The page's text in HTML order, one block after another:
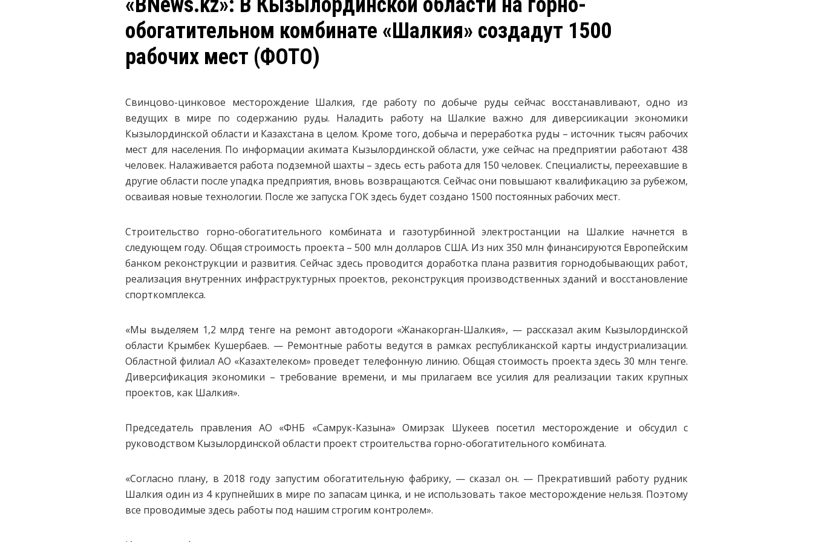
обогатительном комбинате «Шалкия» создадут 1500
рабочих мест (ФОТО)
Свинцово-цинковое месторождение Шалкия, где работу по добыче руды сейчас восстанавливают, одно из
ведущих в мире по содержанию руды. Наладить работу на Шалкие важно для диверсиикации экономики
Кызылординской области и Казахстана в целом. Кроме того, добыча и переработка руды – источник тысяч рабочих
мест для населения. По информации акимата Кызылординской области, уже сейчас на предприятии работают 438
человек. Налаживается работа подземной шахты – здесь есть работа для 150 человек. Специалисты, переехавшие в
другие области после упадка предприятия, вновь возвращаются. Сейчас они повышают квалификацию за рубежом,
осваивая новые технологии. После же запуска ГОК здесь будет создано 1500 постоянных рабочих мест.
Строительство горно-обогатительного комбината и газотурбинной электростанции на Шалкие начнется в
следующем году. Общая строимость проекта – 500 млн долларов США. Из них 350 млн финансируются Европейским
банком реконструкции и развития. Сейчас здесь проводится доработка плана развития горнодобывающих работ,
реализация внутренних инфраструктурных проектов, реконструкция производственных зданий и восстановление
спорткомплекса.
«Мы выделяем 1,2 млрд тенге на ремонт автодороги «Жанакорган-Шалкия», — рассказал аким Кызылординской
области Крымбек Кушербаев. — Ремонтные работы ведутся в рамках республиканской карты индустриализации.
Областной филиал АО «Казахтелеком» проведет телефонную линию. Общая стоимость проекта здесь 30 млн тенге.
Диверсификация экономики – требование времени, и мы прилагаем все усилия для реализации таких крупных
проектов, как Шалкия».
Председатель правления АО «ФНБ «Самрук-Казына» Омирзак Шукеев посетил месторождение и обсудил с
руководством Кызылординской области проект строительства горно-обогатительного комбината.
«Согласно плану, в 2018 году запустим обогатительную фабрику, — сказал он. — Прекративший работу рудник
Шалкия один из 4 крупнейших в мире по запасам цинка, и не использовать такое месторождение нельзя. Поэтому
все проводимые здесь работы под нашим строгим контролем».